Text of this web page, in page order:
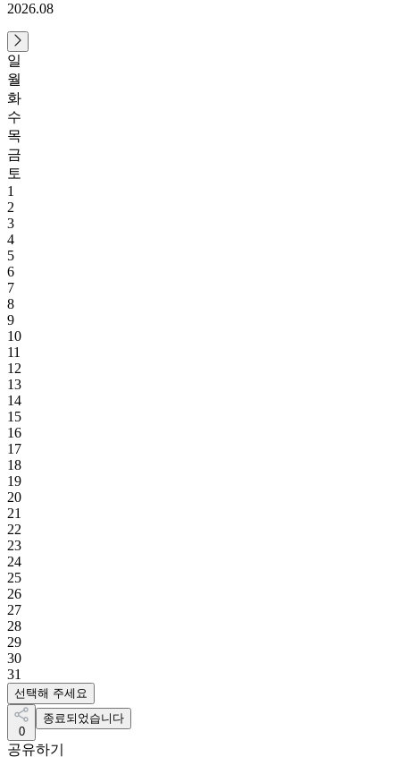
2026.08
일
월
화
수
목
금
토
1
2
3
4
5
6
7
8
9
10
11
12
13
14
15
16
17
18
19
20
21
22
23
24
25
26
27
28
29
30
31
선택해 주세요
0
종료되었습니다
공유하기